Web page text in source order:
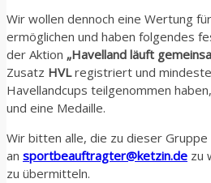
Wir wollen dennoch eine Wertung
ermöglichen und haben folgendes
der Aktion „Havelland läuft
Zusatz HVLregistriert und
Havellandcups teilgenommen
und eine Medaille.
Wir bitten alle, die zu dieser
an sportbeauftragter@ketzin.de zu
zu übermitteln.